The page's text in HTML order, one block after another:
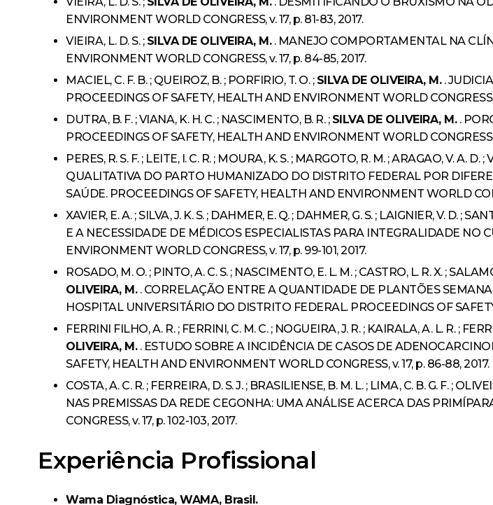
ENVIRONMENT WORLD CONGRESS, v. 17, p. 81-83, 2017.
VIEIRA, L. D. S. ; SILVA DE OLIVEIRA, M.. MANEJO COMPORTAMENTAL NA
ENVIRONMENT WORLD CONGRESS, v. 17, p. 84-85, 2017.
MACIEL, C. F. B. ; QUEIROZ, B. ; PORFIRIO, T. O. ; SILVA DE OLIVEIRA, M..
PROCEEDINGS OF SAFETY, HEALTH AND ENVIRONMENT WORLD CONGRESS,
DUTRA, B. F. ; VIANA, K. H. C. ; NASCIMENTO, B. R. ; SILVA DE OLIVEIRA, M..
PROCEEDINGS OF SAFETY, HEALTH AND ENVIRONMENT WORLD CONGRESS,
PERES, R. S. F. ; LEITE, I. C. R. ; MOURA, K. S. ; MARGOTO, R. M. ; ARAGAO, V. A. D. ;
QUALITATIVA DO PARTO HUMANIZADO DO DISTRITO FEDERAL POR
SAÚDE. PROCEEDINGS OF SAFETY, HEALTH AND ENVIRONMENT WORLD
XAVIER, E. A. ; SILVA, J. K. S. ; DAHMER, E. Q. ; DAHMER, G. S. ; LAIGNIER, V. D. ;
E A NECESSIDADE DE MÉDICOS ESPECIALISTAS PARA INTEGRALIDADE
ENVIRONMENT WORLD CONGRESS, v. 17, p. 99-101, 2017.
ROSADO, M. O. ; PINTO, A. C. S. ; NASCIMENTO, E. L. M. ; CASTRO, L. R. X. ;
OLIVEIRA, M.. CORRELAÇÃO ENTRE A QUANTIDADE DE PLANTÕES
HOSPITAL UNIVERSITÁRIO DO DISTRITO FEDERAL. PROCEEDINGS OF
FERRINI FILHO, A. R. ; FERRINI, C. M. C. ; NOGUEIRA, J. R. ; KAIRALA, A. L. R. ;
OLIVEIRA, M.. ESTUDO SOBRE A INCIDÊNCIA DE CASOS DE
SAFETY, HEALTH AND ENVIRONMENT WORLD CONGRESS, v. 17, p. 86-88, 2017.
COSTA, A. C. R. ; FERREIRA, D. S. J. ; BRASILIENSE, B. M. L. ; LIMA, C. B. G. F. ;
NAS PREMISSAS DA REDE CEGONHA: UMA ANÁLISE ACERCA DAS
CONGRESS, v. 17, p. 102-103, 2017.
Experiência Profissional
Wama Diagnóstica, WAMA, Brasil.